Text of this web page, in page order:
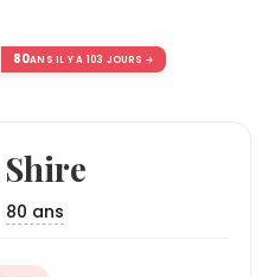
80ANS IL Y A 103 JOURS →
80 ans